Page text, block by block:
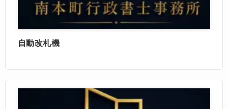
自動改札機